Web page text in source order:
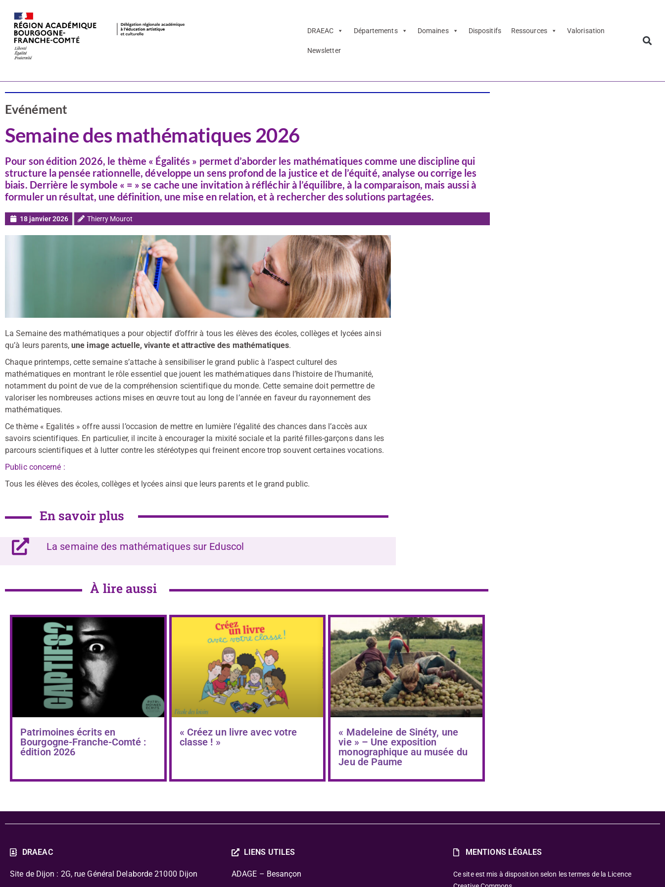
DRAEAC Départements Domaines Dispositifs Ressources Valorisation
Newsletter
Evénément
Semaine des mathématiques 2026
Pour son édition 2026, le thème « Égalités » permet d’aborder les mathématiques comme une discipline qui
structure la pensée rationnelle, développe un sens profond de la justice et de l’équité, analyse ou corrige les
biais. Derrière le symbole « = » se cache une invitation à réfléchir à l’équilibre, à la comparaison, mais aussi à
formuler un résultat, une définition, une mise en relation, et à rechercher des solutions partagées.
18 janvier 2026 Thierry Mourot
La Semaine des mathématiques a pour objectif d’offrir à tous les élèves des écoles, collèges et lycées ainsi
qu’à leurs parents, une image actuelle, vivante et attractive des mathématiques.
Chaque printemps, cette semaine s’attache à sensibiliser le grand public à l’aspect culturel des
mathématiques en montrant le rôle essentiel que jouent les mathématiques dans l’histoire de l’humanité,
notamment du point de vue de la compréhension scientifique du monde. Cette semaine doit permettre de
valoriser les nombreuses actions mises en œuvre tout au long de l’année en faveur du rayonnement des
mathématiques.
Ce thème « Egalités » offre aussi l’occasion de mettre en lumière l’égalité des chances dans l’accès aux
savoirs scientifiques. En particulier, il incite à encourager la mixité sociale et la parité filles-garçons dans les
parcours scientifiques et à lutter contre les stéréotypes qui freinent encore trop souvent certaines vocations.
Public concerné :
Tous les élèves des écoles, collèges et lycées ainsi que leurs parents et le grand public.
En savoir plus
La semaine des mathématiques sur Eduscol
À lire aussi
Patrimoines écrits en
Bourgogne-Franche-Comté :
édition 2026
« Créez un livre avec votre
classe ! »
« Madeleine de Sinéty, une
vie » – Une exposition
monographique au musée du
Jeu de Paume
DRAEAC
Site de Dijon : 2G, rue Général Delaborde 21000 Dijon
LIENS UTILES
ADAGE – Besançon
MENTIONS LÉGALES
Ce site est mis à disposition selon les termes de la Licence